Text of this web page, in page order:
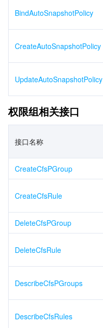
BindAutoSnapshotPolicy
CreateAutoSnapshotPolicy
UpdateAutoSnapshotPolicy
权限组相关接口
接口名称
CreateCfsPGroup
CreateCfsRule
DeleteCfsPGroup
DeleteCfsRule
DescribeCfsPGroups
DescribeCfsRules